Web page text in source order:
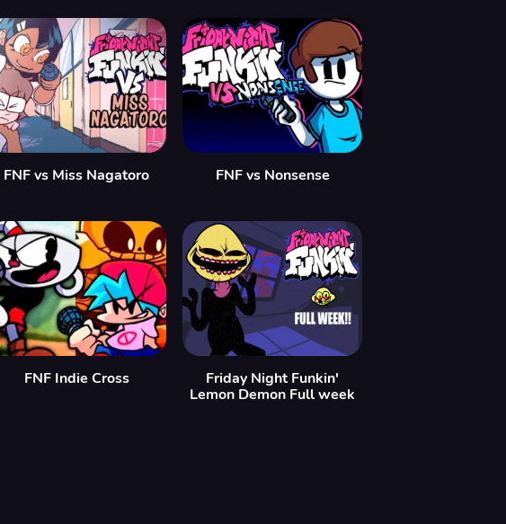
FNF vs Miss Nagatoro FNF vs Nonsense
FNF Indie Cross
Friday Night Funkin'
Lemon Demon Full week